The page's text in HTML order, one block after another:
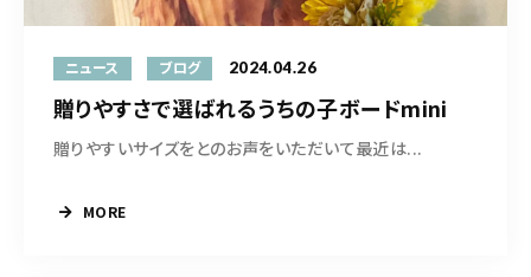
ニュース ブログ 2024.04.26
贈りやすさで選ばれるうちの子ボードmini
贈りやすいサイズをとのお声をいただいて最近は...
MORE